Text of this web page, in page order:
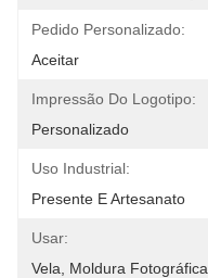
Pedido Personalizado:
Aceitar
Impressão Do Logotipo:
Personalizado
Uso Industrial:
Presente E Artesanato
Usar:
Vela, Moldura